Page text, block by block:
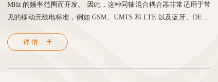
MHz 的频率范围而开发。 因此，这种同轴混合耦合器非常适用于常
见的移动无线电标准，例如 GSM、UMTS 和 LTE 以及蓝牙、DECT
范围。 混合耦合器具有射频密封外壳，可提供 SMA 或 N 连接器。
详情